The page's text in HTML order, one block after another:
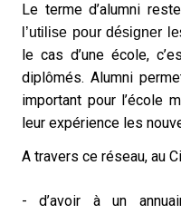
Le terme d’alumni
l’utilise pour désigner
le cas d’une école,
diplômés. Alumni
important pour l’école
leur expérience les
A travers ce réseau, au
- d’avoir à un